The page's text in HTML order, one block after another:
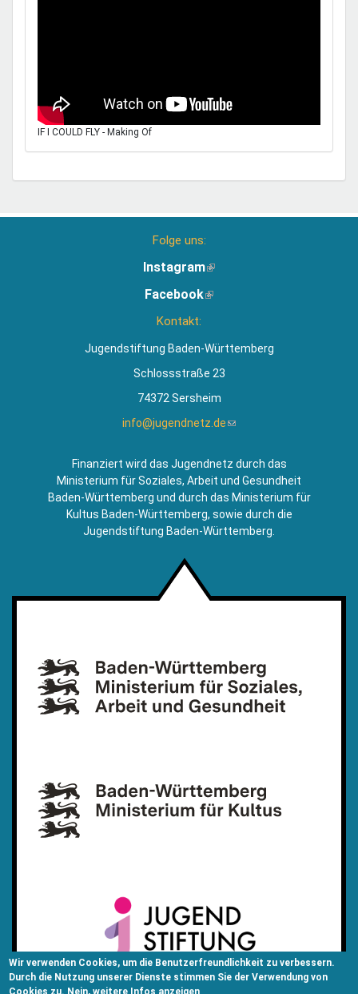
Wir verwenden Cookies, um die Benutzerfreundlichkeit zu verbessern.
Durch die Nutzung unserer Dienste stimmen Sie der Verwendung von
Cookies zu. Nein, weitere Infos anzeigen
IF I COULD FLY - Making Of
Folge uns:
Instagram(Link
extern)
Facebook(Link
Kontakt:
Jugendstiftung Baden-Württemberg
Schlossstraße 23
74372 Sersheim
info@jugendnetz.de(Link
Mail)
Finanziert wird das Jugendnetz durch das
Ministerium für Soziales, Arbeit und Gesundheit
Baden-Württemberg und durch das Ministerium für
Kultus Baden-Württemberg, sowie durch die
Jugendstiftung Baden-Württemberg.